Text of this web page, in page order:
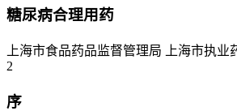
糖尿病合理用药
上海市食品药品监督管理局 上
2
序